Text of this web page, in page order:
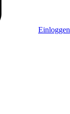
Einloggen